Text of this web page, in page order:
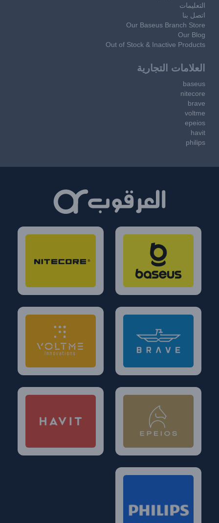
التعليمات
اتصل بنا
Our Baseus Branch Store
Our Blog
Out of Stock & Inactive Products
العلامات التجارية
baseus
nitecore
brave
voltme
epeios
havit
philips